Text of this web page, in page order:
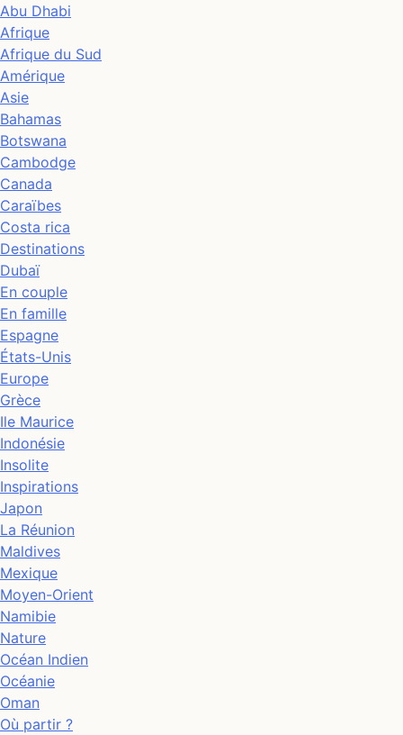
Abu Dhabi
Afrique
Afrique du Sud
Amérique
Asie
Bahamas
Botswana
Cambodge
Canada
Caraïbes
Costa rica
Destinations
Dubaï
En couple
En famille
Espagne
États-Unis
Europe
Grèce
Ile Maurice
Indonésie
Insolite
Inspirations
Japon
La Réunion
Maldives
Mexique
Moyen-Orient
Namibie
Nature
Océan Indien
Océanie
Oman
Où partir ?